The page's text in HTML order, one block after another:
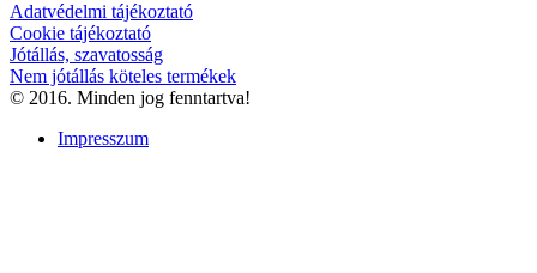
Adatvédelmi tájékoztató
Cookie tájékoztató
Jótállás, szavatosság
Nem jótállás köteles termékek
© 2016. Minden jog fenntartva!
Impresszum